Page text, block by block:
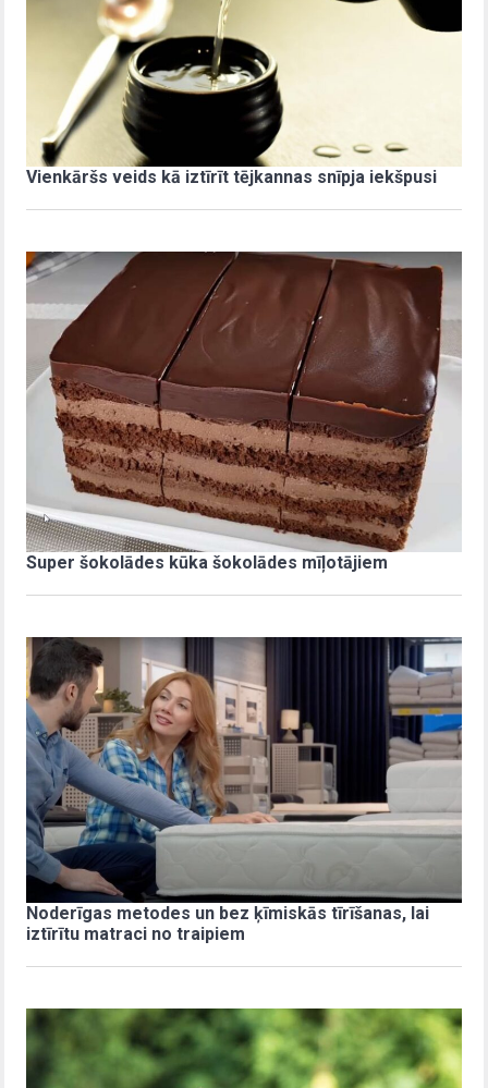
Vienkāršs veids kā iztīrīt tējkannas snīpja iekšpusi
Super šokolādes kūka šokolādes mīļotājiem
Noderīgas metodes un bez ķīmiskās tīrīšanas, lai
iztīrītu matraci no traipiem